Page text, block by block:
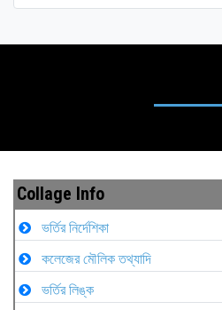
Collage Info
ভর্তির নির্দেশিকা
কলেজের মৌলিক তথ্যাদি
ভর্তির লিঙ্ক